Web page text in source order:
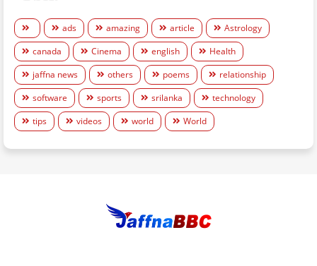
ads amazing article
Astrology
canada
Cinema english
Health
jaffna news
others poems
relationship
software
sports srilanka
technology
tips
videos world World